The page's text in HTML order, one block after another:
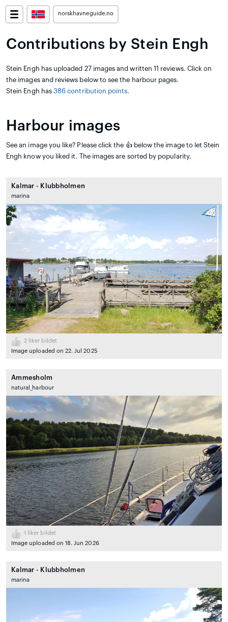
norskhavneguide.no
Contributions by Stein Engh
Stein Engh has uploaded 27 images and written 11 reviews. Click on
the images and reviews below to see the harbour pages.
Stein Engh has 386 contribution points.
Harbour images
See an image you like? Please click the 👍 below the image to let Stein
Engh know you liked it. The images are sorted by popularity.
Kalmar - Klubbholmen
marina
2 liker bildet
Image uploaded on 22. Jul 2025
Ammesholm
natural_harbour
1
liker bildet
Image uploaded on 18. Jun 2026
Kalmar - Klubbholmen
marina